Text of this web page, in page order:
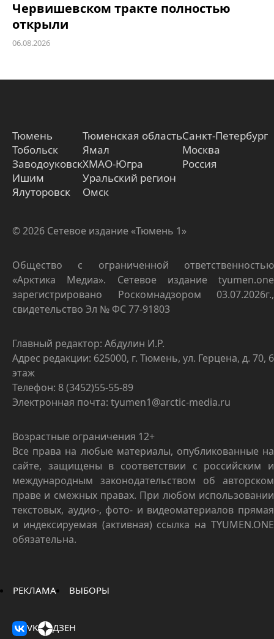
Червишевском тракте полностью
открыли
06.08.2026
Тюмень
Тобольск
Заводоуковск
Ишим
Ялуторовск
Тюменская область
Ямал
ХМАО-Югра
Уральский регион
Омск
Санкт-Петербург
Москва
Россия
© 2026 Сетевое издание «Тюмень 1»
Общество с ограниченной ответственностью
«Арктика Медиа». Сетевое издание tyumen.one
зарегистрировано Роскомнадзором 03.07.2026г.,
свидетельство Эл № ФС 77-91803
Главный редактор: Абдулин И.Р.
Адрес редакции: 625000, г. Тюмень, ул. Герцена, д. 70, 6
этаж
Телефон: 8 (3452)55-55-89
Электронная почта: tyumen1@arctic-media.ru
Возрастные ограничения 12+
Все права на любые материалы, опубликованные на
сайте, защищены в соответствии с российским и
международным законодательством об авторском
праве и смежных правах. При любом использовании
текстовых, аудио-, фото- и видеоматериалов прямая
и индексируемая (активная) ссылка на TYUMEN.ONE
обязательна.
РЕКЛАМА ВЫБОРЫ
VK ДЗЕН